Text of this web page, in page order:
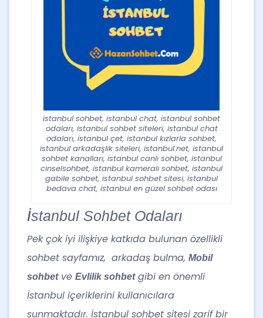
istanbul sohbet, istanbul chat, istanbul sohbet
odaları, istanbul sohbet siteleri, istanbul chat
odaları, istanbul çet, istanbul kızlarla sohbet,
istanbul arkadaşlık siteleri, istanbul.net, istanbul
sohbet kanalları, istanbul canlı sohbet, istanbul
cinselsohbet, istanbul kameralı sohbet, istanbul
gabile sohbet, istanbul sohbet sitesi, istanbul
bedava chat, istanbul en güzel sohbet odası
İstanbul Sohbet Odaları
Pek çok iyi ilişkiye katkıda bulunan özellikli
sohbet sayfamız, arkadaş bulma, Mobil
sohbetve Evlilik sohbetgibi en önemli
İstanbul içeriklerini kullanıcılara
sunmaktadır. İstanbul sohbet sitesi zarif bir